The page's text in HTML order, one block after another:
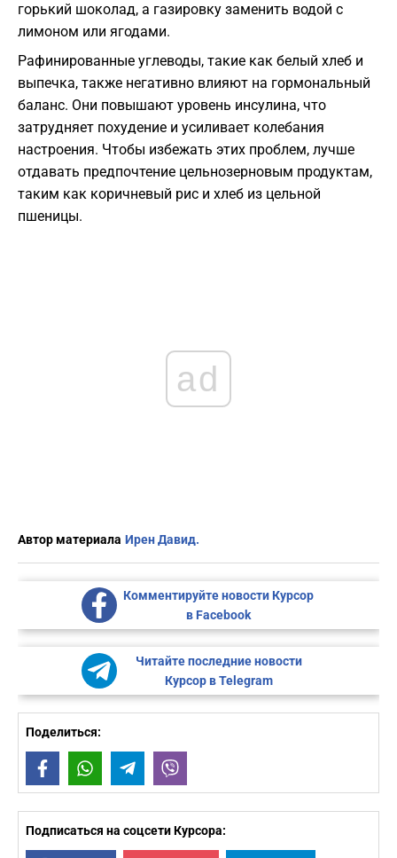
горький шоколад, а газировку заменить водой с
лимоном или ягодами.
Рафинированные углеводы, такие как белый хлеб и
выпечка, также негативно влияют на гормональный
баланс. Они повышают уровень инсулина, что
затрудняет похудение и усиливает колебания
настроения. Чтобы избежать этих проблем, лучше
отдавать предпочтение цельнозерновым продуктам,
таким как коричневый рис и хлеб из цельной
пшеницы.
ad
Автор материала Ирен Давид.
Комментируйте новости Курсор
в Facebook
Читайте последние новости
Курсор в Telegram
Поделиться:
FacebookWhatsAppTelegram
Подписаться на соцсети Курсора: